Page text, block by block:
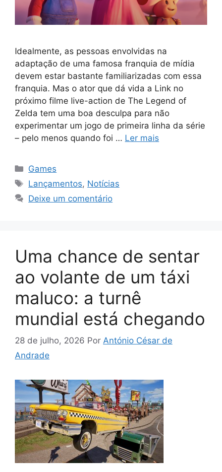
Idealmente, as pessoas envolvidas na
adaptação de uma famosa franquia de mídia
devem estar bastante familiarizadas com essa
franquia. Mas o ator que dá vida a Link no
próximo filme live-action de The Legend of
Zelda tem uma boa desculpa para não
experimentar um jogo de primeira linha da série
– pelo menos quando foi … Ler mais
Categorias
Games
Tags
Lançamentos, Notícias
Deixe um comentário
Uma chance de sentar
ao volante de um táxi
maluco: a turnê
mundial está chegando
28 de julho, 2026 Por António César de
Andrade